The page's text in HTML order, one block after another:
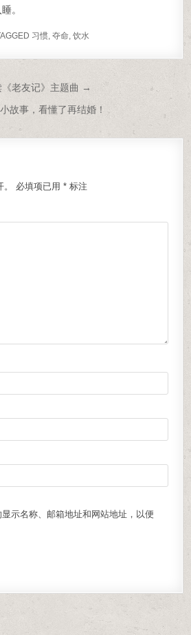
。
习惯, 夺命, 饮水
《老友记》主题曲 →
故事，看懂了再结婚！
必填项已用* 标注
示名称、邮箱地址和网站地址，以便